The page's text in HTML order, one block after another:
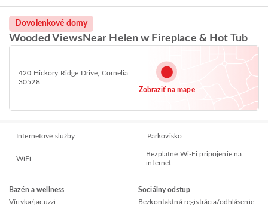
Dovolenkové domy
Wooded ViewsNear Helen w Fireplace & Hot Tub
420 Hickory Ridge Drive, Cornelia
30528
Zobraziť na mape
Internetové služby Parkovisko
WiFi
Bezplatné Wi-Fi pripojenie na
internet
Bazén a wellness
Vírivka/jacuzzi
Sociálny odstup
Bezkontaktná registrácia/odhlásenie